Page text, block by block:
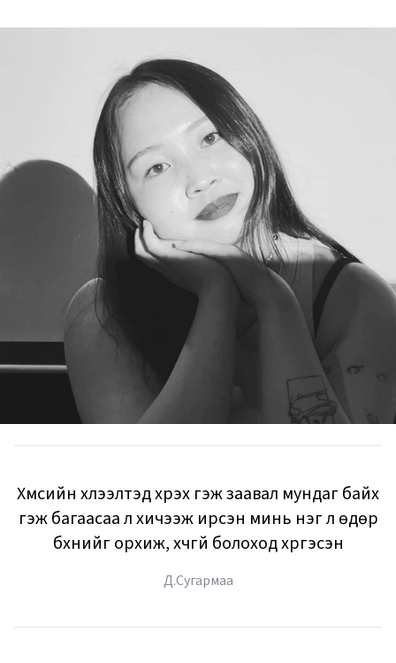
Хүмүүсийн хүлээлтэд хүрэх гэж заавал мундаг байх
гэж багаасаа л хичээж ирсэн минь нэг л өдөр
бүхнийг орхиж, хүчгүй болоход хүргэсэн
Д.Сугармаа